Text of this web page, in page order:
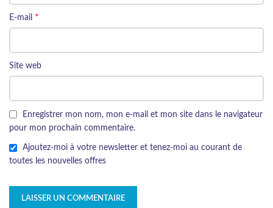
E-mail *
Site web
Enregistrer mon nom, mon e-mail et mon site dans le navigateur
pour mon prochain commentaire.
Ajoutez-moi à votre newsletter et tenez-moi au courant de
toutes les nouvelles offres